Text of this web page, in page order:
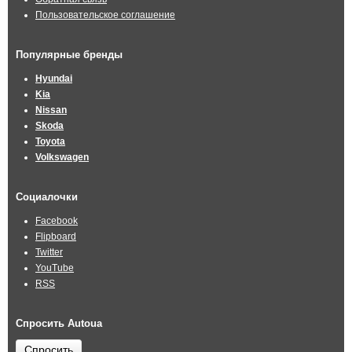
Пользовательское соглашение
Популярные бренды
Hyundai
Kia
Nissan
Skoda
Toyota
Volkswagen
Социалочки
Facebook
Flipboard
Twitter
YouTube
RSS
Спросить Autoua